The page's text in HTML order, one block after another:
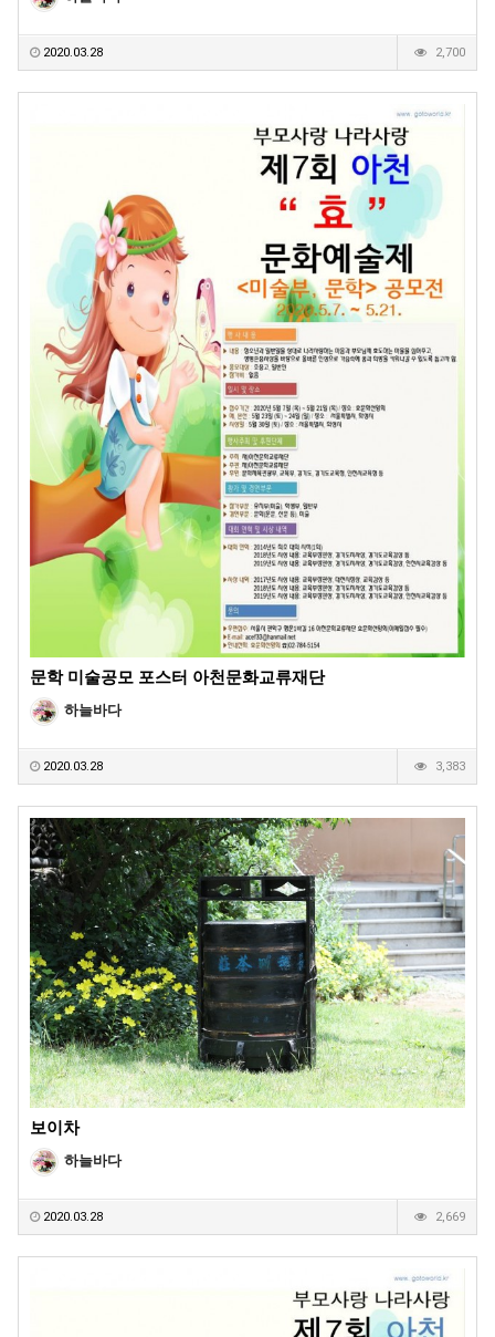
2020.03.28 2,700
문학 미술공모 포스터 아천문화교류재단
하늘바다
2020.03.28 3,383
보이차
하늘바다
2020.03.28 2,669